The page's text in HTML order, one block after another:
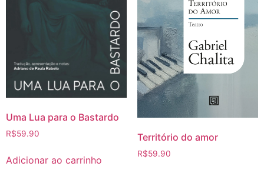
Uma Lua para o Bastardo
R$59.90
Adicionar ao carrinho
Território do amor
R$59.90